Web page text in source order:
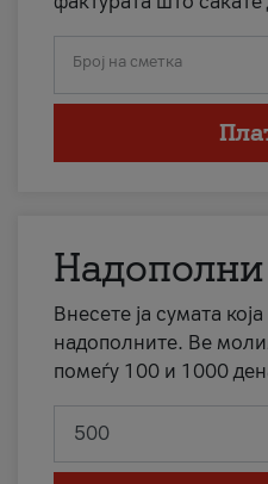
Број на сметка
Внесете ја сумата
надополните. Ве
помеѓу 100 и 1000